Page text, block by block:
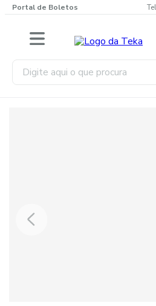
Portal de Boletos
Digite aqui o que procura